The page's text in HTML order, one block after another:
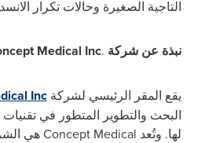
التاجية الصغيرة وحالات تكرار
نبذة عن شركة .
Medical Inc
يقع المقر الرئيسي لشركةInc
البحث والتطوير المتطور في تقنيات
لها. وتُعد Concept Medicalهي